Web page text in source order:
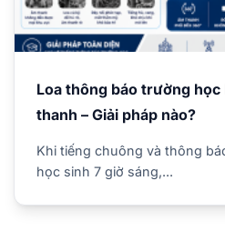
Loa thông báo trường học
thanh – Giải pháp nào?
Khi tiếng chuông và thông
học sinh 7 giờ sáng,...